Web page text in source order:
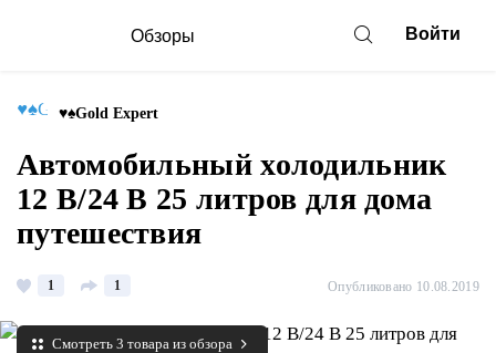
Обзоры Войти
♥♠Gold Expert
Автомобильный холодильник
12 В/24 В 25 литров для дома
путешествия
1 1 Опубликовано 10.08.2019
Смотреть 3 товара из обзора